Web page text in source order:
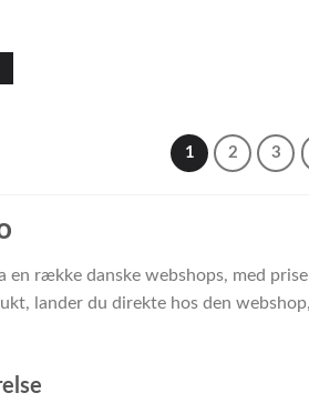
1 2 3
en række danske webshops, med
lander du direkte hos den